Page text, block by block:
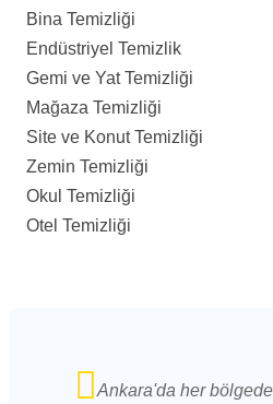
Bina Temizliği
Endüstriyel Temizlik
Gemi ve Yat Temizliği
Mağaza Temizliği
Site ve Konut Temizliği
Zemin Temizliği
Okul Temizliği
Otel Temizliği
Ankara'da her